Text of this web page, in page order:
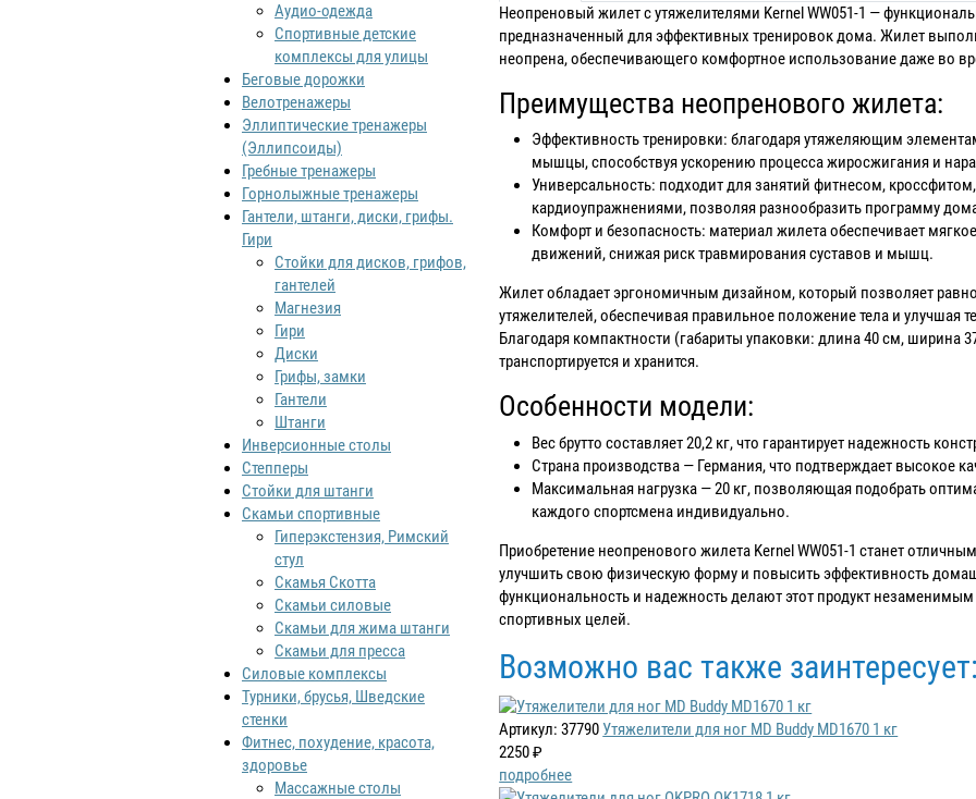
Неопреновый жилет с утяжелителями Kernel WW051-1 —
предназначенный для эффективных тренировок дома. Жилет
неопрена, обеспечивающего комфортное использование даже во
Преимущества неопренового жилета:
Эффективность тренировки: благодаря утяжеляющим
мышцы, способствуя ускорению процесса жиросжигания и
Универсальность: подходит для занятий фитнесом,
кардиоупражнениями, позволяя разнообразить программу
Комфорт и безопасность: материал жилета обеспечивает
движений, снижая риск травмирования суставов и мышц.
Жилет обладает эргономичным дизайном, который позволяет
утяжелителей, обеспечивая правильное положение тела и улучшая
Благодаря компактности (габариты упаковки: длина 40 см, ширина
транспортируется и хранится.
Особенности модели:
Вес брутто составляет 20,2 кг, что гарантирует надежность
Страна производства — Германия, что подтверждает высокое
Максимальная нагрузка — 20 кг, позволяющая подобрать
каждого спортсмена индивидуально.
Приобретение неопренового жилета Kernel WW051-1 станет
улучшить свою физическую форму и повысить эффективность
функциональность и надежность делают этот продукт
спортивных целей.
Возможно вас также заинтересует:
Артикул: 37790Утяжелители для ног MD Buddy MD1670 1 кг
2250 ₽
подробнее
Аудио-одежда
Спортивные детские
комплексы для улицы
Беговые дорожки
Велотренажеры
Эллиптические тренажеры
(Эллипсоиды)
Гребные тренажеры
Горнолыжные тренажеры
Гантели, штанги, диски, грифы.
Гири
Стойки для дисков, грифов,
гантелей
Магнезия
Гири
Диски
Грифы, замки
Гантели
Штанги
Инверсионные столы
Степперы
Стойки для штанги
Скамьи спортивные
Гиперэкстензия, Римский
стул
Скамья Скотта
Скамьи силовые
Скамьи для жима штанги
Скамьи для пресса
Силовые комплексы
Турники, брусья, Шведские
стенки
Фитнес, похудение, красота,
здоровье
Массажные столы